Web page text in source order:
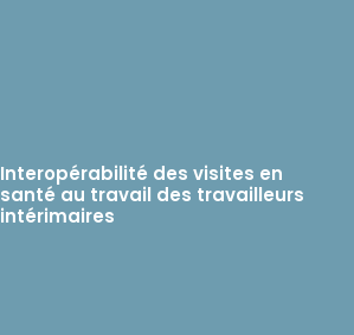
Interopérabilité des visites en
santé au travail des travailleurs
intérimaires